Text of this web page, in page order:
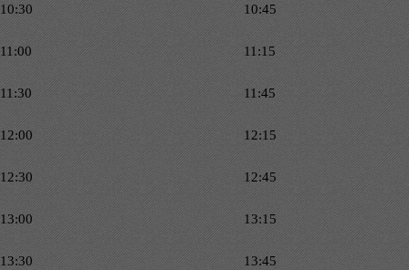
10:30 10:45
11:00 11:15
11:30 11:45
12:00 12:15
12:30 12:45
13:00 13:15
13:30 13:45